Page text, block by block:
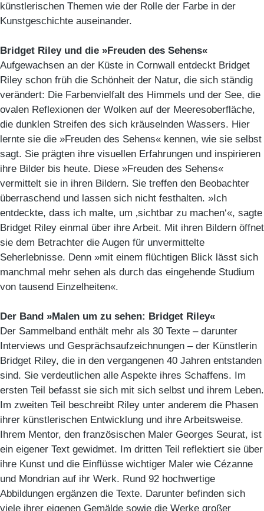
künstlerischen Themen wie der Rolle der Farbe in der
Kunstgeschichte auseinander.
Bridget Riley und die »Freuden des Sehens«
Aufgewachsen an der Küste in Cornwall entdeckt Bridget
Riley schon früh die Schönheit der Natur, die sich ständig
verändert: Die Farbenvielfalt des Himmels und der See, die
ovalen Reflexionen der Wolken auf der Meeresoberfläche,
die dunklen Streifen des sich kräuselnden Wassers. Hier
lernte sie die »Freuden des Sehens« kennen, wie sie selbst
sagt. Sie prägten ihre visuellen Erfahrungen und inspirieren
ihre Bilder bis heute. Diese »Freuden des Sehens«
vermittelt sie in ihren Bildern. Sie treffen den Beobachter
überraschend und lassen sich nicht festhalten. »Ich
entdeckte, dass ich malte, um ‚sichtbar zu machen‘«, sagte
Bridget Riley einmal über ihre Arbeit. Mit ihren Bildern öffnet
sie dem Betrachter die Augen für unvermittelte
Seherlebnisse. Denn »mit einem flüchtigen Blick lässt sich
manchmal mehr sehen als durch das eingehende Studium
von tausend Einzelheiten«.
Der Band »Malen um zu sehen: Bridget Riley«
Der Sammelband enthält mehr als 30 Texte – darunter
Interviews und Gesprächsaufzeichnungen – der Künstlerin
Bridget Riley, die in den vergangenen 40 Jahren entstanden
sind. Sie verdeutlichen alle Aspekte ihres Schaffens. Im
ersten Teil befasst sie sich mit sich selbst und ihrem Leben.
Im zweiten Teil beschreibt Riley unter anderem die Phasen
ihrer künstlerischen Entwicklung und ihre Arbeitsweise.
Ihrem Mentor, den französischen Maler Georges Seurat, ist
ein eigener Text gewidmet. Im dritten Teil reflektiert sie über
ihre Kunst und die Einflüsse wichtiger Maler wie Cézanne
und Mondrian auf ihr Werk. Rund 92 hochwertige
Abbildungen ergänzen die Texte. Darunter befinden sich
viele ihrer eigenen Gemälde sowie die Werke großer